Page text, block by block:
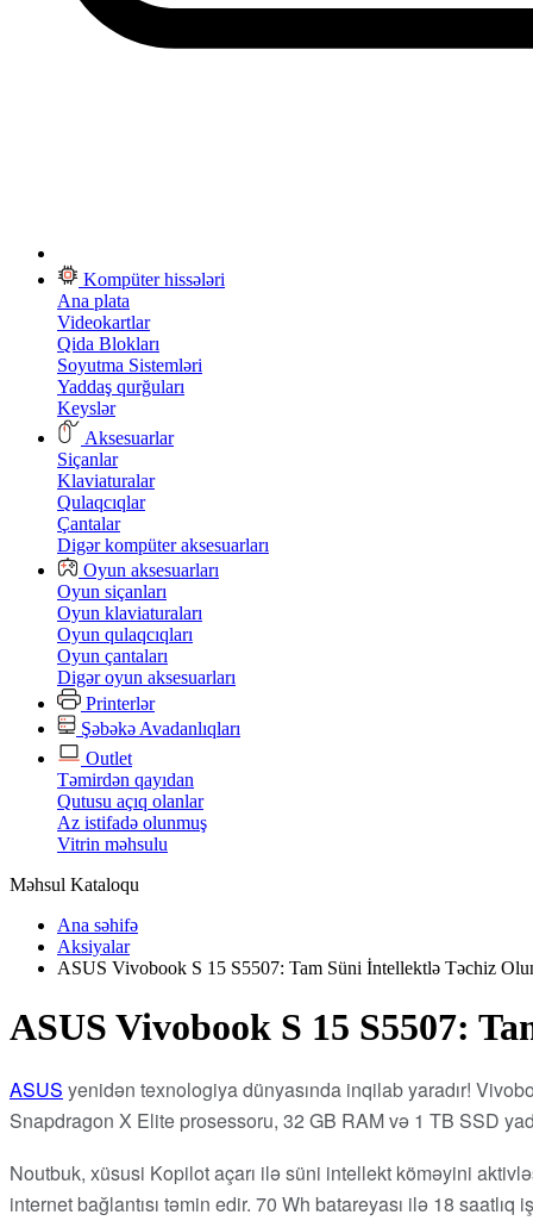
Kompüter hissələri
Ana plata
Videokartlar
Qida Blokları
Soyutma Sistemləri
Yaddaş qurğuları
Keyslər
Aksesuarlar
Siçanlar
Klaviaturalar
Qulaqcıqlar
Çantalar
Digər kompüter aksesuarları
Oyun aksesuarları
Oyun siçanları
Oyun klaviaturaları
Oyun qulaqcıqları
Oyun çantaları
Digər oyun aksesuarları
Printerlər
Şəbəkə Avadanlıqları
Outlet
Təmirdən qayıdan
Qutusu açıq olanlar
Az istifadə olunmuş
Vitrin məhsulu
Məhsul Kataloqu
Ana səhifə
Aksiyalar
ASUS Vivobook S 15 S5507: Tam Süni İntellektlə Təchiz
ASUS Vivobook S 15 S5507:
ASUS yenidən texnologiya dünyasında inqilab yaradır!
Snapdragon X Elite prosessoru, 32 GB RAM və 1 TB SSD
Noutbuk, xüsusi Kopilot açarı ilə süni intellekt köməyini
internet bağlantısı təmin edir. 70 Wh batareyası ilə 18